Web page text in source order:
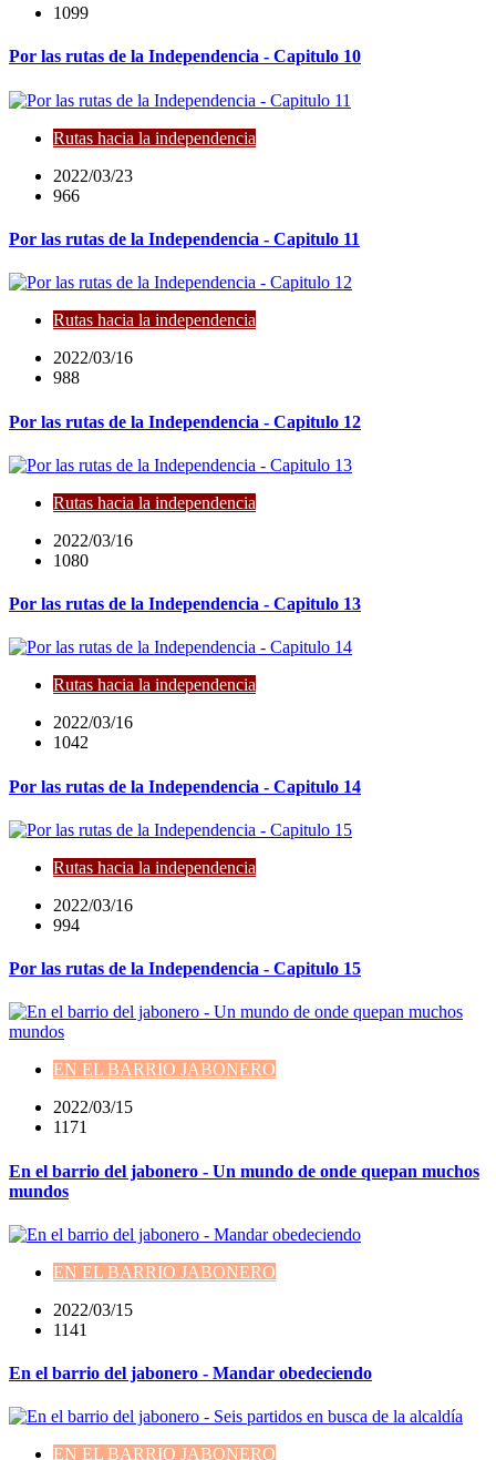
1099
Por las rutas de la Independencia - Capitulo 10
Rutas hacia la independencia
2022/03/23
966
Por las rutas de la Independencia - Capitulo 11
Rutas hacia la independencia
2022/03/16
988
Por las rutas de la Independencia - Capitulo 12
Rutas hacia la independencia
2022/03/16
1080
Por las rutas de la Independencia - Capitulo 13
Rutas hacia la independencia
2022/03/16
1042
Por las rutas de la Independencia - Capitulo 14
Rutas hacia la independencia
2022/03/16
994
Por las rutas de la Independencia - Capitulo 15
EN EL BARRIO JABONERO
2022/03/15
1171
En el barrio del jabonero - Un mundo de onde quepan muchos
mundos
EN EL BARRIO JABONERO
2022/03/15
1141
En el barrio del jabonero - Mandar obedeciendo
EN EL BARRIO JABONERO